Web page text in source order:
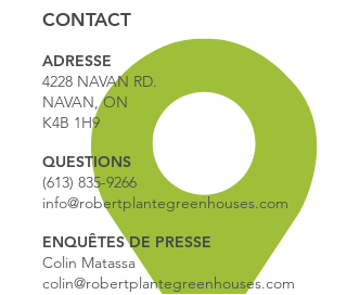
CONTACT
ADRESSE
4228 NAVAN RD.
NAVAN, ON
K4B 1H9
QUESTIONS
(613) 835-9266
info@robertplantegreenhouses.com
ENQUÊTES DE PRESSE
Colin Matassa
colin@robertplantegreenhouses.com